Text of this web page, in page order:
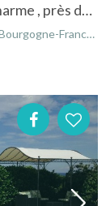
La roulotte du col d'Auterre. Gite de charme , près de Cluny, Bourgogne du Sud.
Comté, France